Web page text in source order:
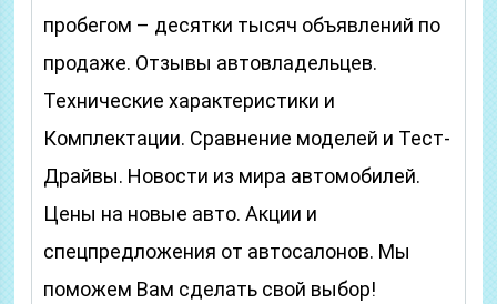
пробегом – десятки тысяч объявлений по
продаже. Отзывы автовладельцев.
Технические характеристики и
Комплектации. Сравнение моделей и Тест-
Драйвы. Новости из мира автомобилей.
Цены на новые авто. Акции и
спецпредложения от автосалонов. Мы
поможем Вам сделать свой выбор!